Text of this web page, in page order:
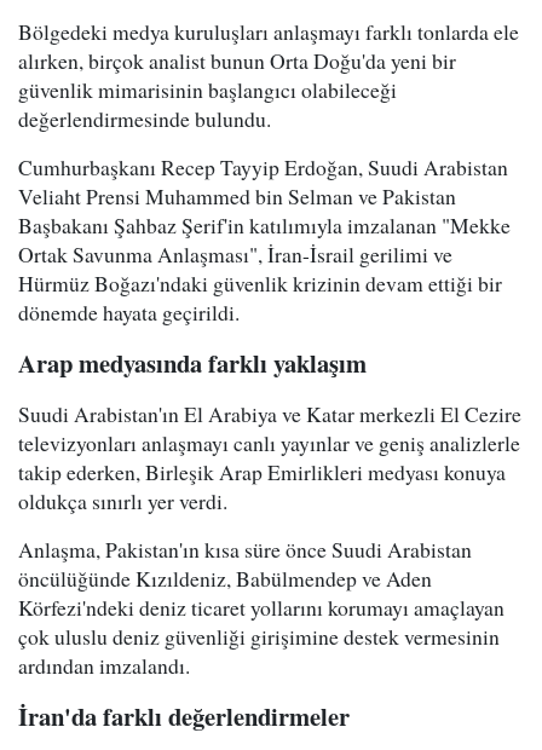
Bölgedeki medya kuruluşları anlaşmayı farklı tonlarda ele
alırken, birçok analist bunun Orta Doğu'da yeni bir
güvenlik mimarisinin başlangıcı olabileceği
değerlendirmesinde bulundu.
Cumhurbaşkanı Recep Tayyip Erdoğan, Suudi Arabistan
Veliaht Prensi Muhammed bin Selman ve Pakistan
Başbakanı Şahbaz Şerif'in katılımıyla imzalanan "Mekke
Ortak Savunma Anlaşması", İran-İsrail gerilimi ve
Hürmüz Boğazı'ndaki güvenlik krizinin devam ettiği bir
dönemde hayata geçirildi.
Arap medyasında farklı yaklaşım
Suudi Arabistan'ın El Arabiya ve Katar merkezli El Cezire
televizyonları anlaşmayı canlı yayınlar ve geniş analizlerle
takip ederken, Birleşik Arap Emirlikleri medyası konuya
oldukça sınırlı yer verdi.
Anlaşma, Pakistan'ın kısa süre önce Suudi Arabistan
öncülüğünde Kızıldeniz, Babülmendep ve Aden
Körfezi'ndeki deniz ticaret yollarını korumayı amaçlayan
çok uluslu deniz güvenliği girişimine destek vermesinin
ardından imzalandı.
İran'da farklı değerlendirmeler